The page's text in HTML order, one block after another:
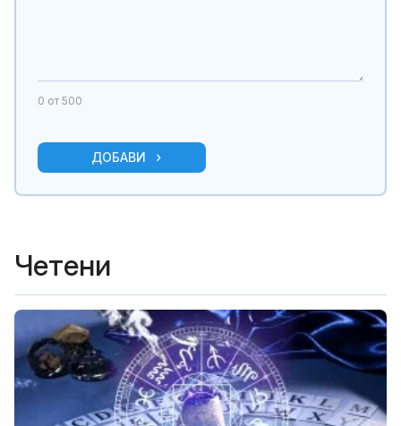
0 от 500
ДОБАВИ
Четени